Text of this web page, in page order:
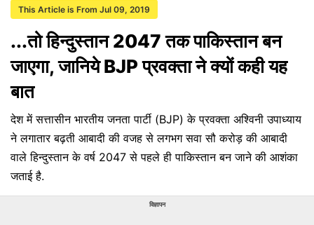
This Article is From Jul 09, 2019
...तो हिन्दुस्तान 2047 तक पाकिस्तान बन
जाएगा, जानिये BJP प्रवक्ता ने क्यों कही यह
बात
देश में सत्तासीन भारतीय जनता पार्टी (BJP) के प्रवक्ता अश्विनी उपाध्याय
ने लगातार बढ़ती आबादी की वजह से लगभग सवा सौ करोड़ की आबादी
वाले हिन्दुस्तान के वर्ष 2047 से पहले ही पाकिस्तान बन जाने की आशंका
जताई है.
विज्ञापन